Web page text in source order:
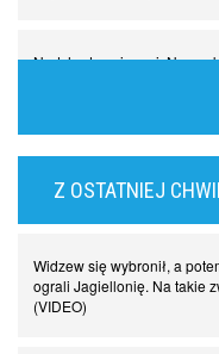
Nadchodzą giganci. Nunez
Lewandowski kontra
Piłkarz z numerem 47. Phil
Z OSTATNIEJ
Widzew się wybronił, a
ograli Jagiellonię. Na takie
(VIDEO)